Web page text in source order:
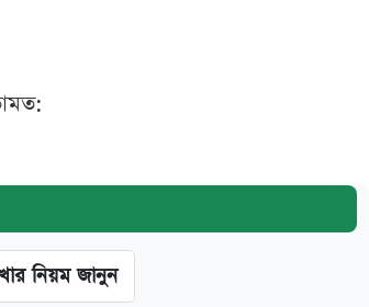
নিয়ম জানুন